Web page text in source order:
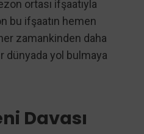
ortası ifşaatıyla
bu ifşaatın hemen
zamankinden daha
dünyada yol bulmaya
Davası